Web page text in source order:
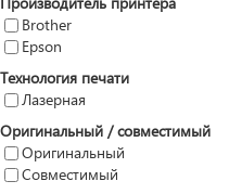
Brother
Epson
Технология печати
Лазерная
Оригинальный / совместимый
Оригинальный
Совместимый